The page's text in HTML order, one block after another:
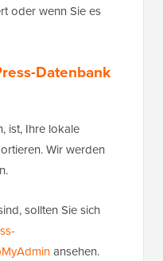
oder wenn Sie es
Datenbank
ist, Ihre lokale
Wir werden
sollten Sie sich
ansehen.